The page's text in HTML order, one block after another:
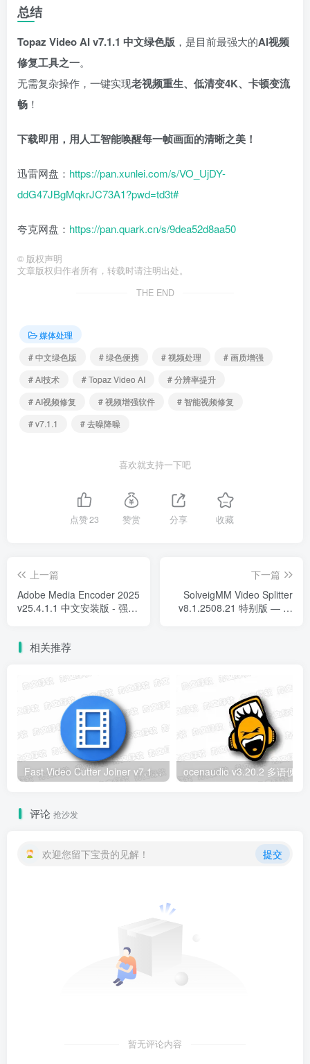
总结
Topaz Video AI v7.1.1 中文绿色版 ，是目前最强大的AI视频
修复工具之一。
无需复杂操作，一键实现老视频重生、低清变4K、卡顿变流
畅 ！
下载即用，用人工智能唤醒每一帧画面的清晰之美！
迅雷网盘： https://pan.xunlei.com/s/VO_UjDY-
ddG47JBgMqkrJC73A1?pwd=td3t#
夸克网盘： https://pan.quark.cn/s/9dea52d8aa50
© 版权声明
文章版权归作者所有，转载时请注明出处。
THE END
媒体处理
# 中文绿色版
# 绿色便携 # 视频处理
# 画质增强
# AI技术
# Topaz Video AI
# 分辨率提升
# AI视频修复
# 视频增强软件
# 智能视频修复
# v7.1.1
# 去噪降噪
喜欢就支持一下吧
点赞23 赞赏 分享 收藏
上一篇
Adobe Media Encoder 2025
v25.4.1.1 中文安装版 - 强大
下一篇
SolveigMM Video Splitter
v8.1.2508.21 特别版 — 真
相关推荐
Fast Video Cutter Joiner v7.1.7.0 多语便携版 – 无损视频剪切合并工具
评论 抢沙发
欢迎您留下宝贵的见解！ 提交
暂无评论内容